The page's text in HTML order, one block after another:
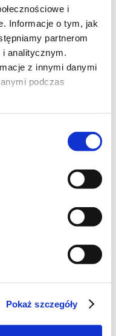
i
Informacje o tym, jak
partnerom
analitycznym.
z innymi danymi
podczas
Pokaż szczegóły
należy użyć 3
porcję daje się 3
ciepłej wody i
szkl. mąki.